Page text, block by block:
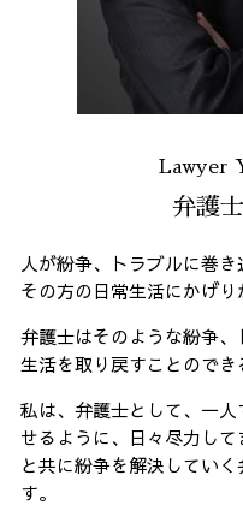
Lawyer
弁護士
人が紛争、トラブルに巻
その方の日常生活にかげり
弁護士はそのような紛争
生活を取り戻すことのでき
私は、弁護士として、一
せるように、日々尽力し
と共に紛争を解決してい
す。